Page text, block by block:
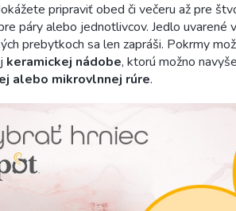
pripraviť obed či večeru až pre
páry alebo jednotlivcov. Jedlo uvarené
prebytkoch sa len zapráši. Pokrmy
keramickej nádobe, ktorú možno
alebo mikrovlnnej rúre.